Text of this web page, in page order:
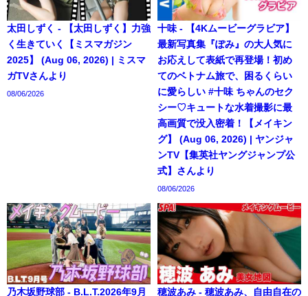
太田しずく - 【太田しずく】力強
く生きていく【ミスマガジン
2025】 (Aug 06, 2026) | ミスマ
ガTVさんより
08/06/2026
十味 - 【4Kムービーグラビア】
最新写真集『ぽみ』の大人気に
お応えして表紙で再登場！初め
てのベトナム旅で、困るくらい
に愛らしい #十味 ちゃんのセク
シー♡キュートな水着撮影に最
高画質で没入密着！【メイキン
グ】 (Aug 06, 2026) | ヤンジャ
ンTV【集英社ヤングジャンプ公
式】さんより
08/06/2026
乃木坂野球部 - B.L.T.2026年9月
穂波あみ - 穂波あみ、自由自在の